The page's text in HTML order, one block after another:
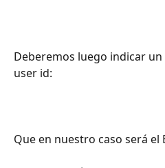
Deberemos luego indicar
user id:
Que en nuestro caso será el